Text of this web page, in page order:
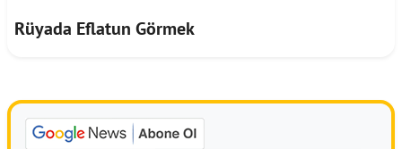
Rüyada Eflatun Görmek